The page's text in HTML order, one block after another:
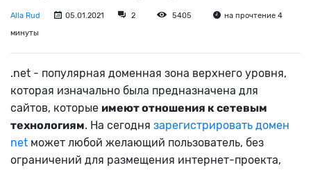
Alla Rud 05.01.2021 2 5405
на прочтение 4
минуты
.net - популярная доменная зона верхнего уровня,
которая изначально была предназначена для
сайтов, которые имеют отношения к сетевым
технологиям. На сегодня зарегистрировать домен
net может любой желающий пользователь, без
ограничений для размещения интернет-проекта,